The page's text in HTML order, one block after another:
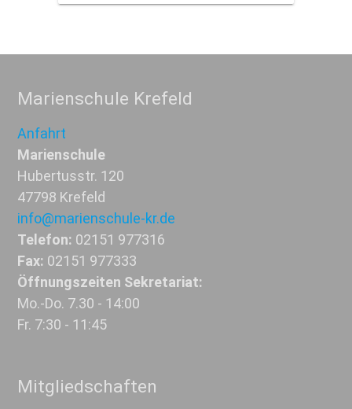
Marienschule Krefeld
Anfahrt
Marienschule
Hubertusstr. 120
47798 Krefeld
info@marienschule-kr.de
Telefon: 02151 977316
Fax: 02151 977333
Öffnungszeiten Sekretariat:
Mo.-Do. 7.30 - 14:00
Fr. 7:30 - 11:45
Mitgliedschaften